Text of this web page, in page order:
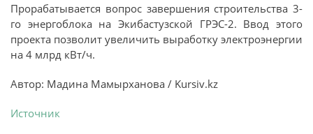
Прорабатывается вопрос завершения строительства 3-
го энергоблока на Экибастузской ГРЭС-2. Ввод этого
проекта позволит увеличить выработку электроэнергии
на 4 млрд кВт/ч.
Автор: Мадина Мамырханова / Kursiv.kz
Источник